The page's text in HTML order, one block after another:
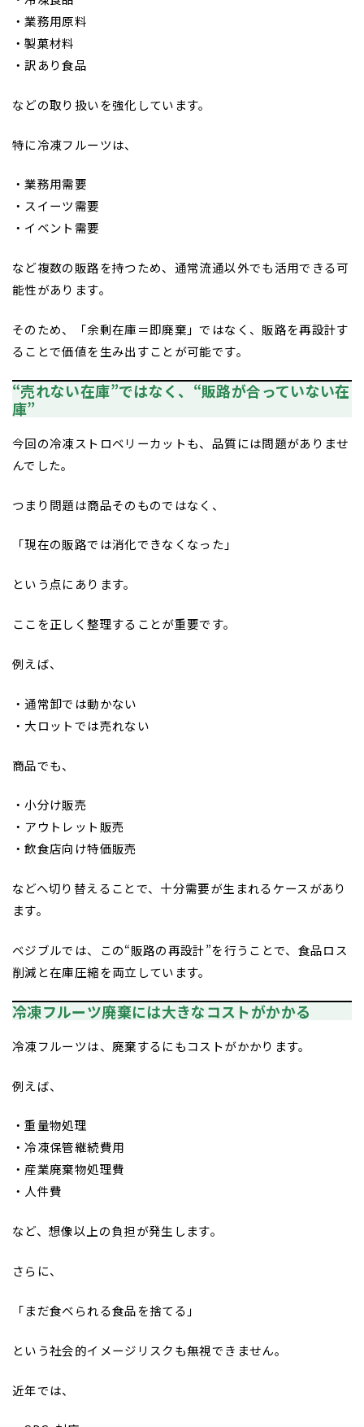
・業務用原料
・製菓材料
・訳あり食品
などの取り扱いを強化しています。
特に冷凍フルーツは、
・業務用需要
・スイーツ需要
・イベント需要
など複数の販路を持つため、通常流通以外でも活用できる可
能性があります。
そのため、「余剰在庫＝即廃棄」ではなく、販路を再設計す
ることで価値を生み出すことが可能です。
“売れない在庫”ではなく、“販路が合っていない在
庫”
今回の冷凍ストロベリーカットも、品質には問題がありませ
んでした。
つまり問題は商品そのものではなく、
「現在の販路では消化できなくなった」
という点にあります。
ここを正しく整理することが重要です。
例えば、
・通常卸では動かない
・大ロットでは売れない
商品でも、
・小分け販売
・アウトレット販売
・飲食店向け特価販売
などへ切り替えることで、十分需要が生まれるケースがあり
ます。
ベジブルでは、この“販路の再設計”を行うことで、食品ロス
削減と在庫圧縮を両立しています。
冷凍フルーツ廃棄には大きなコストがかかる
冷凍フルーツは、廃棄するにもコストがかかります。
例えば、
・重量物処理
・冷凍保管継続費用
・産業廃棄物処理費
・人件費
など、想像以上の負担が発生します。
さらに、
「まだ食べられる食品を捨てる」
という社会的イメージリスクも無視できません。
近年では、